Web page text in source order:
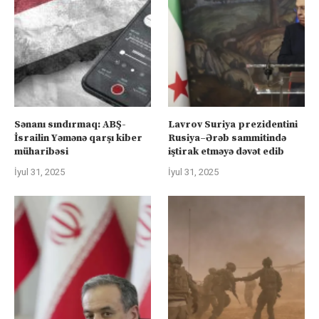
Sənanı sındırmaq: ABŞ-
İsrailin Yəmənə qarşı kiber
müharibəsi
İyul 31, 2025
Lavrov Suriya prezidentini
Rusiya–Ərəb sammitində
iştirak etməyə dəvət edib
İyul 31, 2025